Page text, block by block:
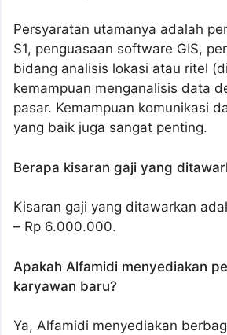
Persyaratan utamanya adalah
S1, penguasaan software GIS,
bidang analisis lokasi atau ritel
kemampuan menganalisis data
pasar. Kemampuan komunikasi
yang baik juga sangat penting.
Berapa kisaran gaji yang
Kisaran gaji yang ditawarkan
– Rp 6.000.000.
Apakah Alfamidi menyediakan
karyawan baru?
Ya, Alfamidi menyediakan